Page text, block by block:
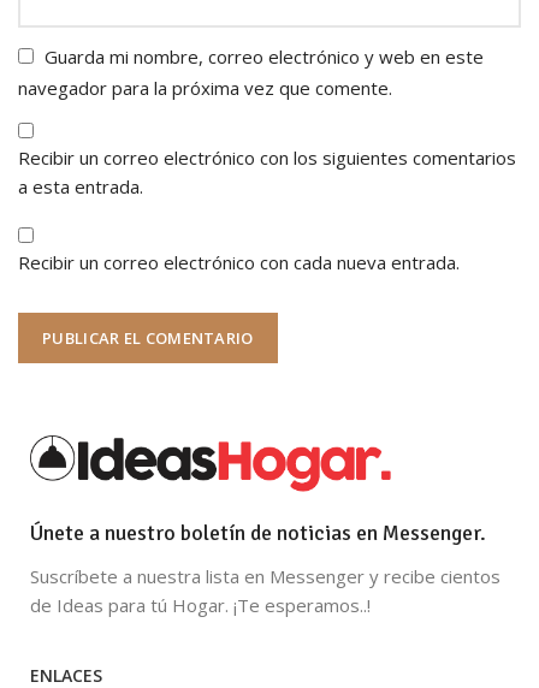
Guarda mi nombre, correo electrónico y web en este
navegador para la próxima vez que comente.
Recibir un correo electrónico con los siguientes comentarios
a esta entrada.
Recibir un correo electrónico con cada nueva entrada.
Únete a nuestro boletín de noticias en Messenger.
Suscríbete a nuestra lista en Messenger y recibe cientos
de Ideas para tú Hogar. ¡Te esperamos..!
ENLACES